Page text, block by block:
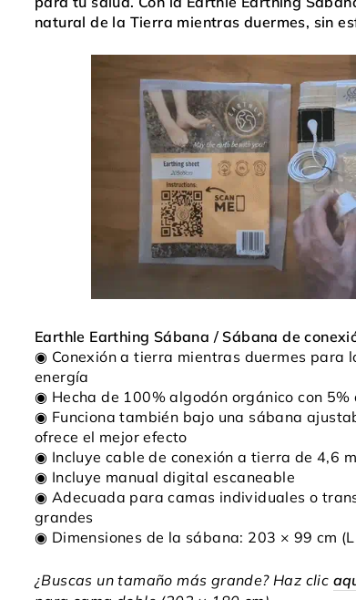
natural de la Tierra mientras duermes, sin
Earthle Earthing Sábana / Sábana de
◉ Conexión a tierra mientras duermes para
energía
◉ Hecha de 100% algodón orgánico con
◉ Funciona también bajo una sábana
ofrece el mejor efecto
◉ Incluye cable de conexión a tierra de 4,6
◉ Incluye manual digital escaneable
◉ Adecuada para camas individuales o
grandes
◉ Dimensiones de la sábana: 203 × 99 cm
¿Buscas un tamaño más grande? Haz clic